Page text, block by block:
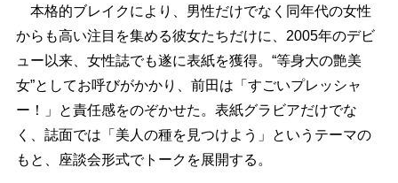
本格的ブレイクにより、男性だけでなく同年代の女性
からも高い注目を集める彼女たちだけに、2005年のデビ
ュー以来、女性誌でも遂に表紙を獲得。“等身大の艶美
女”としてお呼びがかかり、前田は「すごいプレッシャ
ー！」と責任感をのぞかせた。表紙グラビアだけでな
く、誌面では「美人の種を見つけよう」というテーマの
もと、座談会形式でトークを展開する。